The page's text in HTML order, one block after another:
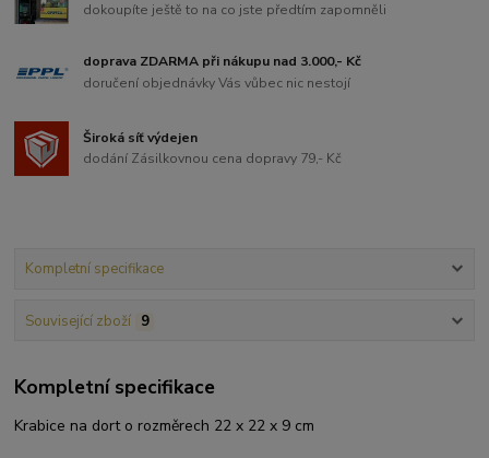
dokoupíte ještě to na co jste předtím zapomněli
doprava ZDARMA při nákupu nad 3.000,- Kč
doručení objednávky Vás vůbec nic nestojí
Široká síť výdejen
dodání Zásilkovnou cena dopravy 79,- Kč
Kompletní specifikace
Související zboží 9
Kompletní specifikace
Krabice na dort o rozměrech 22 x 22 x 9 cm